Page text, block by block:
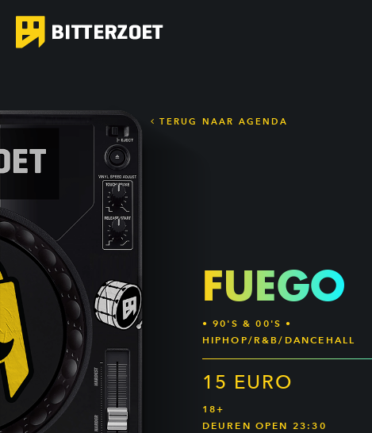
TERUG NAAR AGENDA
FUEGO
• 90'S & 00'S •
HIPHOP/R&B/DANCEHALL
15 EURO
18+
DEUREN OPEN 23:30